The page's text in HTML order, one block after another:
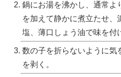
鍋にお湯を沸かし、通常よ
を加えて静かに煮立たせ、
塩、薄口しょう油で味を付
数の子を折らないように気
を剥く。